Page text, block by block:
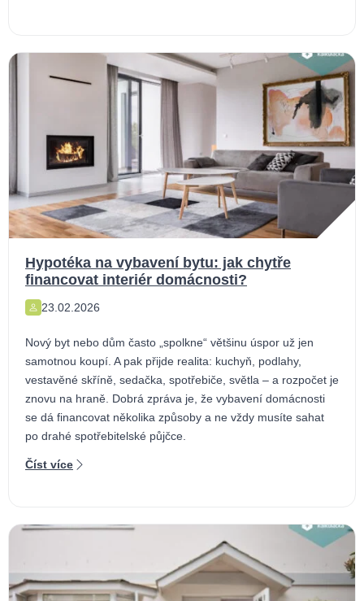
Hypotéka na vybavení bytu: jak chytře
financovat interiér domácnosti?
23.02.2026
Nový byt nebo dům často „spolkne“ většinu úspor už jen
samotnou koupí. A pak přijde realita: kuchyň, podlahy,
vestavěné skříně, sedačka, spotřebiče, světla – a rozpočet je
znovu na hraně. Dobrá zpráva je, že vybavení domácnosti
se dá financovat několika způsoby a ne vždy musíte sahat
po drahé spotřebitelské půjčce.
Číst více